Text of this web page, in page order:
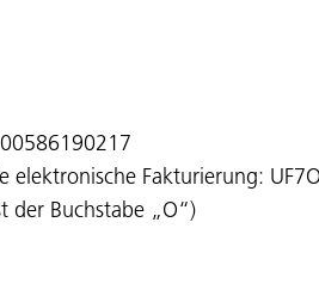
elektronische Fakturierung:
der Buchstabe „O“)